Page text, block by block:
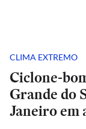
CLIMA EXTREMO
Ciclone-
Grande do
Janeiro em